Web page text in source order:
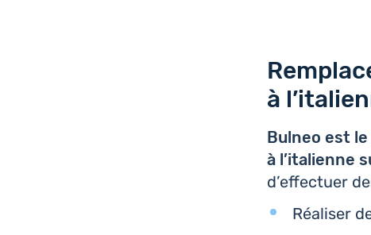
à
Bulneo est
à l’i­ta­lienne
d’ef­fec­tuer
Réa­li­ser